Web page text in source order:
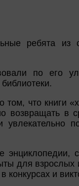
ребята из
по его
том, что книги
возвращать в
энциклопедии,
для взрослых
конкурсах и